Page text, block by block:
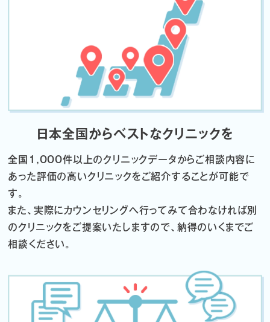
日本全国からベストなクリニックを
全国1,000件以上のクリニックデータからご相談内容に
あった評価の高いクリニックをご紹介することが可能で
す。
また、実際にカウンセリングへ行ってみて合わなければ別
のクリニックをご提案いたしますので、納得のいくまでご
相談ください。